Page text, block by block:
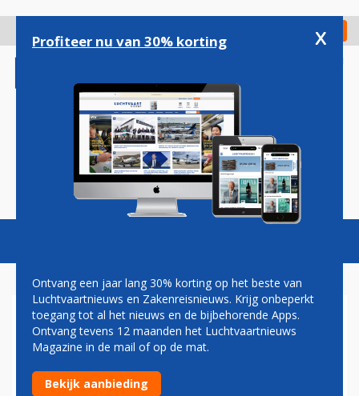
gaan
Check in
Magazine Podcasts Vacatures
ANDREW HARPER: FOUR
SEASONS HOTEL CHICAGO
BESTE HOTEL VAN VS
Profiteer nu van 30% korting x
Ontvang een jaar lang 30% korting op het beste van
Luchtvaartnieuws en Zakenreisnieuws. Krijg onbeperkt
toegang tot al het nieuws en de bijbehorende Apps.
Ontvang tevens 12 maanden het Luchtvaartnieuws
Magazine in de mail of op de mat.
Bekijk aanbieding